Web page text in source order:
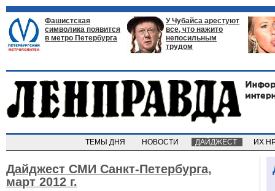
Фашистская
символика появится
в метро Петербурга
У Чубайса арестуют
все, что нажито
непосильным
трудом
ТЕМЫ ДНЯ НОВОСТИ ДАЙДЖЕСТ ИХ
Дайджест СМИ Санкт-Петербурга,
март 2012 г.